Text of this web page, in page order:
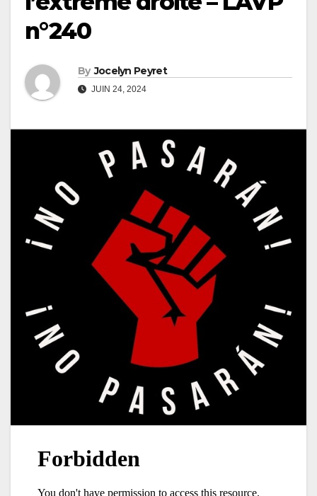
n°240
By Jocelyn Peyret
JUIN 24, 2024